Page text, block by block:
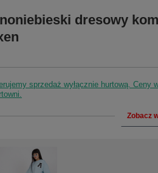
dresowy
sprzedaż wyłącznie hurtową. Ceny
Zobacz